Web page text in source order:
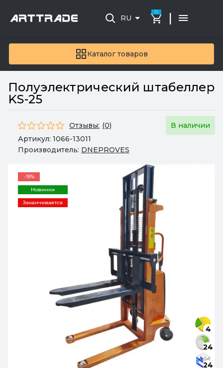
Каталог товаров
RU
0 |
Полуэлектрический штабеллер
KS-25
Отзывы: (0)
В наличии
Артикул: 1066-13011
Производитель: DNEPROVES
-15%
Новинки
Заканчивается
4
24
24